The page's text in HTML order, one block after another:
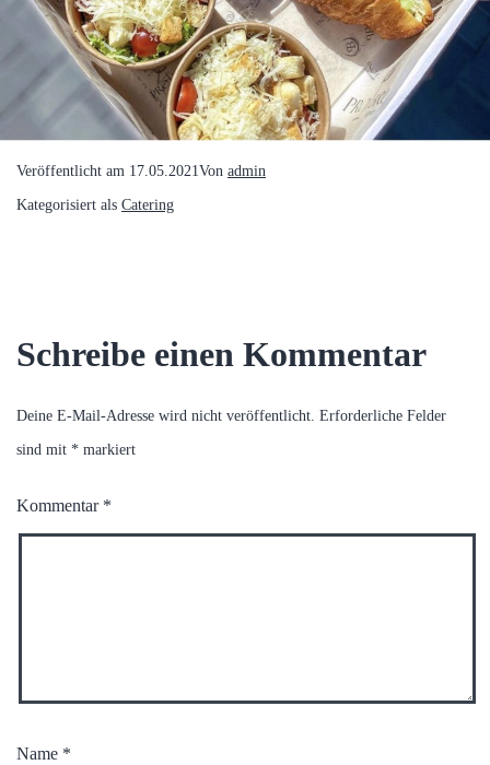
Veröffentlicht am 17.05.2021Von admin
Kategorisiert als Catering
Schreibe einen Kommentar
Deine E-Mail-Adresse wird nicht veröffentlicht. Erforderliche Felder
sind mit * markiert
Kommentar *
Name *